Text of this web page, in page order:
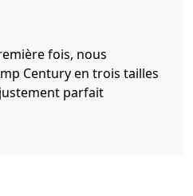
fois, nous
Century en trois tailles
parfait